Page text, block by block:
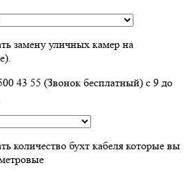
замену уличных камер на
43 55 (Звонок бесплатный) с 9 до
количество бухт кабеля которые вы